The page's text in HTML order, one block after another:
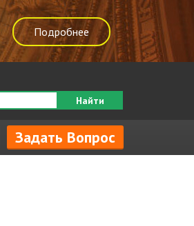
Подробнее
Найти
Задать Вопрос